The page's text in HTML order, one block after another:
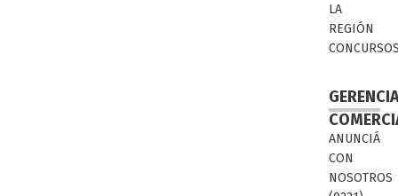
LA
REGIÓN
ANUNCIÁ
CON
NOSOTROS